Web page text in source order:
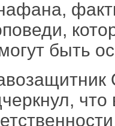
быть
что